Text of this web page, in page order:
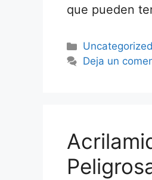
que pueden
Uncategorized
Deja un